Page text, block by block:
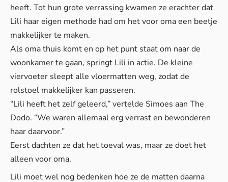
heeft. Tot hun grote verrassing kwamen ze erachter dat
Lili haar eigen methode had om het voor oma een beetje
makkelijker te maken.
Als oma thuis komt en op het punt staat om naar de
woonkamer te gaan, springt Lili in actie. De kleine
viervoeter sleept alle vloermatten weg, zodat de
rolstoel makkelijker kan passeren.
“Lili heeft het zelf geleerd,” vertelde Simoes aan The
Dodo. “We waren allemaal erg verrast en bewonderen
haar daarvoor.”
Eerst dachten ze dat het toeval was, maar ze doet het
alleen voor oma.
Lili moet wel nog bedenken hoe ze de matten daarna